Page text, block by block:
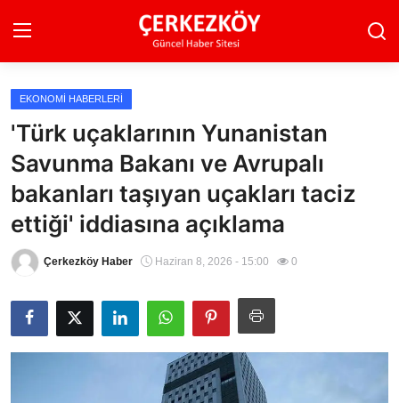
Ana Sayfa
Son Dakika
Ekonomi Haberleri
Magazin Haberleri
Teknoloji Haberleri
EKONOMI HABERLERI
'Türk uçaklarının Yunanistan
Savunma Bakanı ve Avrupalı
bakanları taşıyan uçakları taciz
ettiği' iddiasına açıklama
Çerkezköy Haber Haziran 8, 2026 - 15:00 0